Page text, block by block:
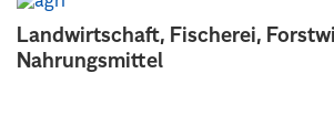
Landwirtschaft, Fischerei,
Nahrungsmittel